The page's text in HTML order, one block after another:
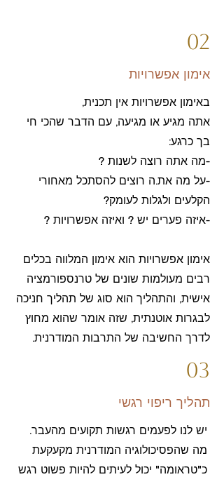
02
אימון אפשרויות
באימון אפשרויות אין תכנית,
אתה מגיע או מגיעה, עם הדבר שהכי חי
בך כרגע:
-מה אתה רוצה לשנות ?
-על מה את.ה רוצים להסתכל מאחורי
הקלעים ולגלות לעומק?
-איזה פערים יש ? ואיזה אפשרויות ?
אימון אפשרויות הוא אימון המלווה בכלים
רבים מעולמות שונים של טרנספורמציה
אישית, והתהליך הוא סוג של תהליך חניכה
לבגרות אוטנתית, שזה אומר שהוא מחוץ
לדרך החשיבה של התרבות המודרנית.
03
תהליך ריפוי רגשי
יש לנו לפעמים רגשות תקועים מהעבר.
מה שהפסיכולוגיה המודרנית מקעקעת
כ"טראומה" יכול לעיתים להיות פשוט רגש